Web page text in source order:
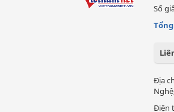
Số
Địa
Điện